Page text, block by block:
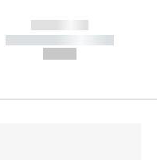
------------
----------- -----------